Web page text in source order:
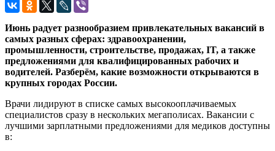
Июнь радует разнообразием привлекательных вакансий в
самых разных сферах: здравоохранении,
промышленности, строительстве, продажах, IT, а также
предложениями для квалифицированных рабочих и
водителей. Разберём, какие возможности открываются в
крупных городах России.
Врачи лидируют в списке самых высокооплачиваемых
специалистов сразу в нескольких мегаполисах. Вакансии с
лучшими зарплатными предложениями для медиков доступны
в: